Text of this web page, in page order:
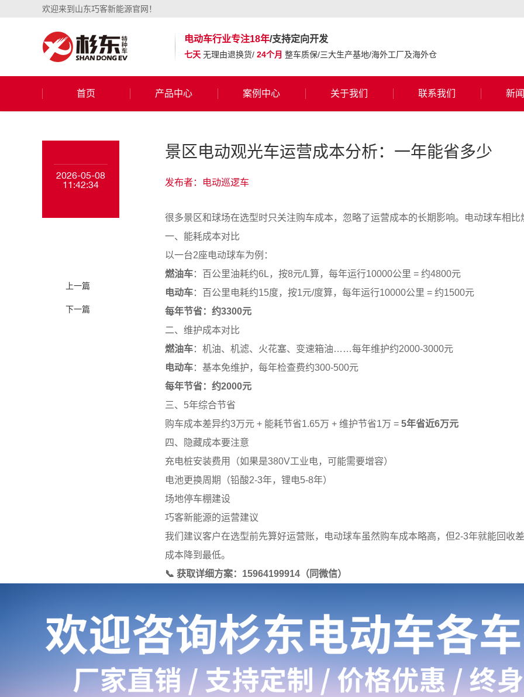
欢迎来到山东巧客新能源官网！
电动车行业专注18年/支持定向开发
七天 无理由退换货/ 24个月 整车质保/三大生产基地/海外工厂及海外仓
首页 产品中心 案例中心 关于我们 联系我们 新
2026-05-08
11:42:34
上一篇
下一篇
景区电动观光车运营成本分析：一年能省多少
发布者：电动巡逻车
很多景区和球场在选型时只关注购车成本，忽略了运营成本的长期影响。电动球车相
一、能耗成本对比
以一台2座电动球车为例：
燃油车：百公里油耗约6L，按8元/L算，每年运行10000公里 = 约4800元
电动车：百公里电耗约15度，按1元/度算，每年运行10000公里 = 约1500元
每年节省：约3300元
二、维护成本对比
燃油车：机油、机滤、火花塞、变速箱油……每年维护约2000-3000元
电动车：基本免维护，每年检查费约300-500元
每年节省：约2000元
三、5年综合节省
购车成本差异约3万元 + 能耗节省1.65万 + 维护节省1万 = 5年省近6万元
四、隐藏成本要注意
充电桩安装费用（如果是380V工业电，可能需要增容）
电池更换周期（铅酸2-3年，锂电5-8年）
场地停车棚建设
巧客新能源的运营建议
我们建议客户在选型前先算好运营账，电动球车虽然购车成本略高，但2-3年就能回收
成本降到最低。
📞 获取详细方案：15964199914（同微信）